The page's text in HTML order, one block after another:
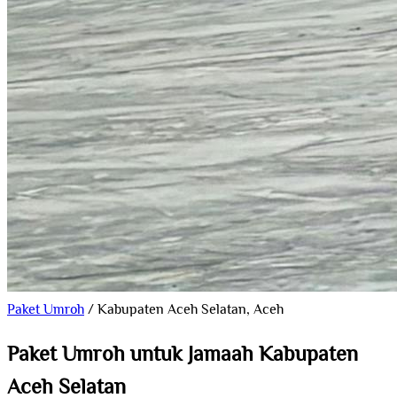
Paket Umroh/Kabupaten Aceh Selatan, Aceh
Paket Umroh untuk Jamaah Kabupaten
Aceh Selatan